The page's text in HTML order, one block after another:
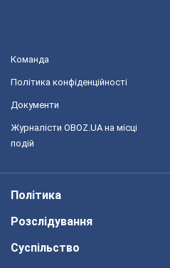
Команда
Політика конфіденційності
Документи
Журналісти OBOZ.UA на місці
подій
Політика
Розслідування
Суспільство